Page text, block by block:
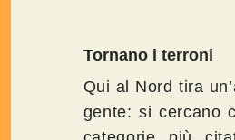
Tornano i terroni
Qui al Nord tira
gente: si cercano